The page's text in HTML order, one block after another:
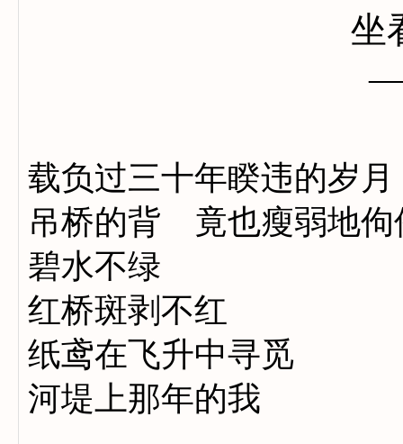
坐
——
载负过三十年睽违的岁月
吊桥的背 竟也瘦弱地佝
碧水不绿
红桥斑剥不红
纸鸢在飞升中寻觅
河堤上那年的我